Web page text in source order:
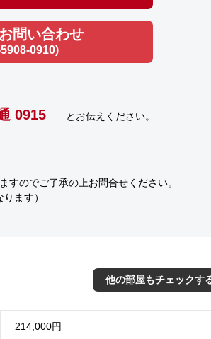
問い合わせ
0910)
0915 とお伝えください。
すのでご了承の上お問合せください。
ます）
他の部屋もチェックす
214,000円